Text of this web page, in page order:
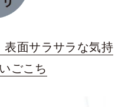
表面サラサラな気持
ごこち